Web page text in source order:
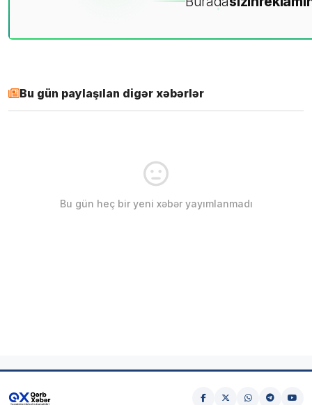
Bu gün paylaşılan digər xəbərlər
Bu gün heç bir yeni xəbər yayımlanmadı